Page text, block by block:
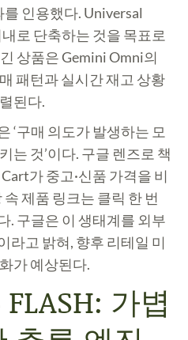
인용했다. Universal
로 단축하는 것을 목표로
상품은 Gemini Omni의
패턴과 실시간 재고 상황
된다.
‘구매 의도가 발생하는 모
는 것’이다. 구글 렌즈로 책
가 중고·신품 가격을 비
제품 링크는 클릭 한 번
. 구글은 이 생태계를 외부
라고 밝혀, 향후 리테일 미
가 예상된다.
가볍